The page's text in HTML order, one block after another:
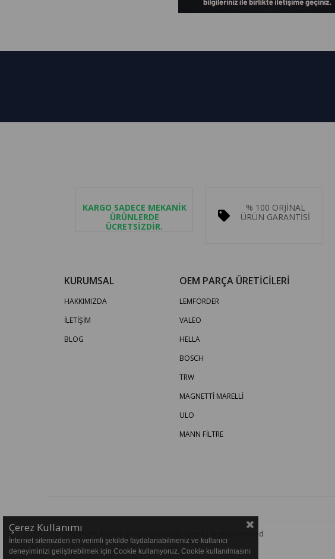
KARGO SADECE MEKANİK
ÜRÜNLERDE
ÜCRETSİZDİR.
% 100 ORJİNAL
ÜRÜN GARANTİSİ
KURUMSAL
HAKKIMIZDA
İLETİŞİM
BLOG
OEM PARÇA ÜRETİCİLERİ
LEMFÖRDER
VALEO
HELLA
BOSCH
TRW
MAGNETTİ MARELLİ
ULO
MANN FİLTRE
Copyright © 2021 otoparcaburada.com All Rights Reserved
Çerez Kullanımı
İnternet sitemizden en verimli şekilde faydalanabilmeniz ve kullanıcı
deneyiminizi geliştirebilmek için Cookie kullanıyoruz. Cookie kullanılmasını